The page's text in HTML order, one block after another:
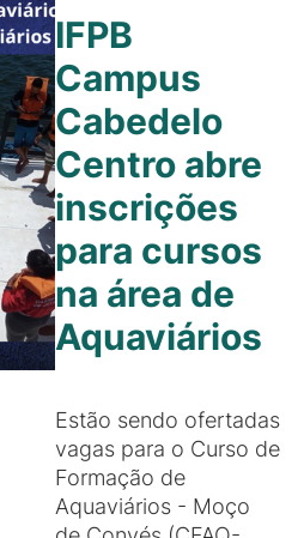
IFPB
Campus
Cabedelo
Centro abre
inscrições
para cursos
na área de
Aquaviários
Estão sendo ofertadas
vagas para o Curso de
Formação de
Aquaviários - Moço